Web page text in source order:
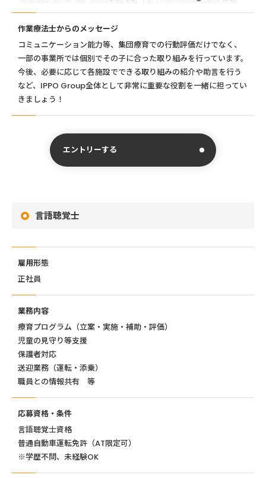
作業療法士からのメッセージ
コミュニケーション能力等、集団療育での行動評価だけでなく、
一部の事業所では個別でその子に合った取り組みを行っています。
今後、必要に応じて各施設でできる取り組みの紹介や助言を行う
など、IPPO Group全体として非常に重要な役割を一緒に担ってい
きましょう！
エントリーする
言語聴覚士
雇用形態
正社員
業務内容
療育プログラム（立案・実施・補助・評価）
児童の見守り等支援
保護者対応
送迎業務（運転・添乗）
職員との情報共有 等
応募資格・条件
言語聴覚士資格
普通自動車運転免許（AT限定可）
※学歴不問、未経験OK